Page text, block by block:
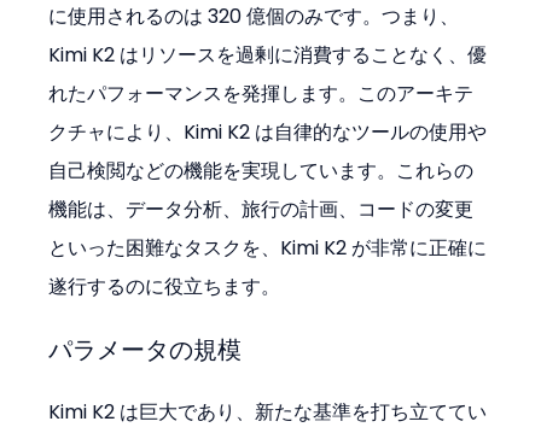
に使用されるのは 320 億個のみです。つまり、
Kimi K2 はリソースを過剰に消費することなく、優
れたパフォーマンスを発揮します。このアーキテ
クチャにより、Kimi K2 は自律的なツールの使用や
自己検閲などの機能を実現しています。これらの
機能は、データ分析、旅行の計画、コードの変更
といった困難なタスクを、Kimi K2 が非常に正確に
遂行するのに役立ちます。
パラメータの規模
Kimi K2 は巨大であり、新たな基準を打ち立ててい